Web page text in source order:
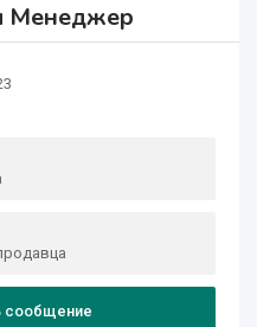
Менеджер
сообщение